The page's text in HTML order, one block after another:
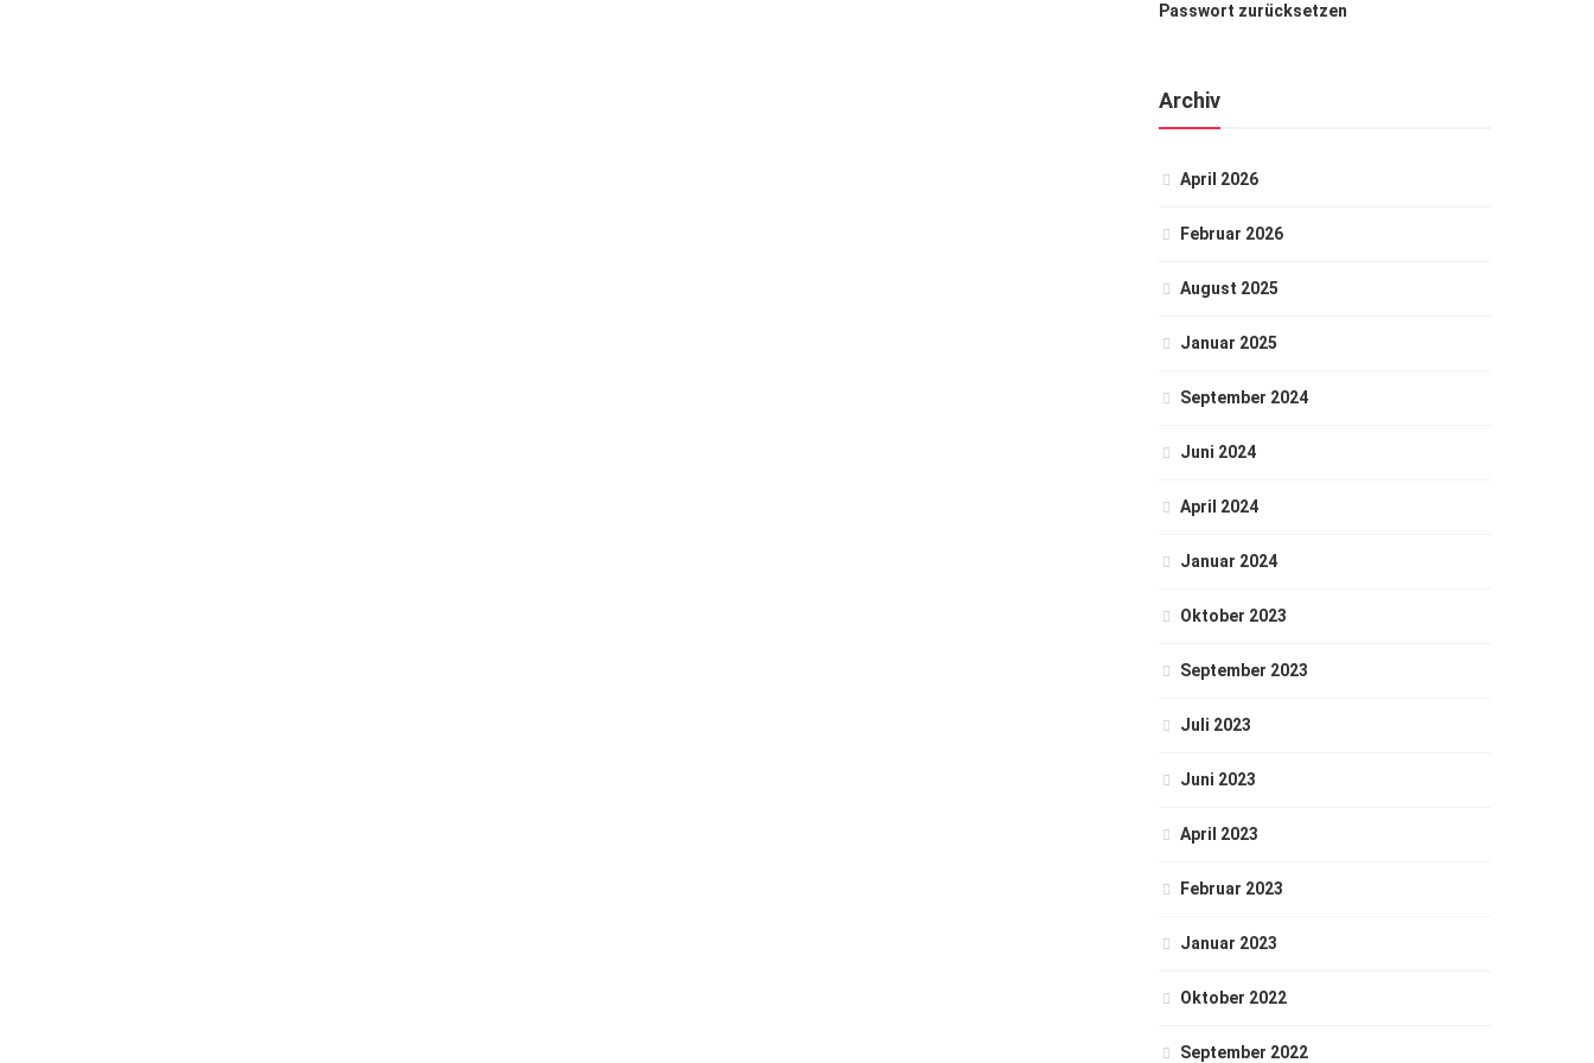
Passwort zurücksetzen
Archiv
April 2026
Februar 2026
August 2025
Januar 2025
September 2024
Juni 2024
April 2024
Januar 2024
Oktober 2023
September 2023
Juli 2023
Juni 2023
April 2023
Februar 2023
Januar 2023
Oktober 2022
September 2022